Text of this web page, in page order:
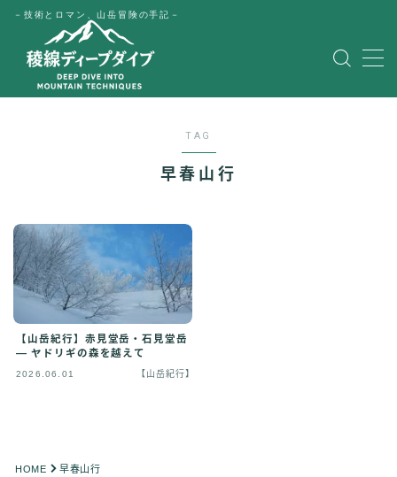
－技術とロマン、山岳冒険の手記－
MENU
Japanese
TAG
早春山行
【山岳紀行】赤見堂岳・石見堂岳
― ヤドリギの森を越えて
2026.06.01 【山岳紀行】
HOME 早春山行